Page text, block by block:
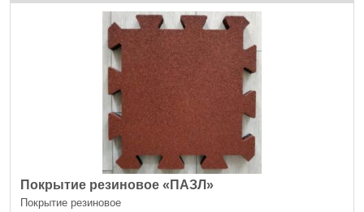
Покрытие резиновое «ПАЗЛ»
Покрытие резиновое